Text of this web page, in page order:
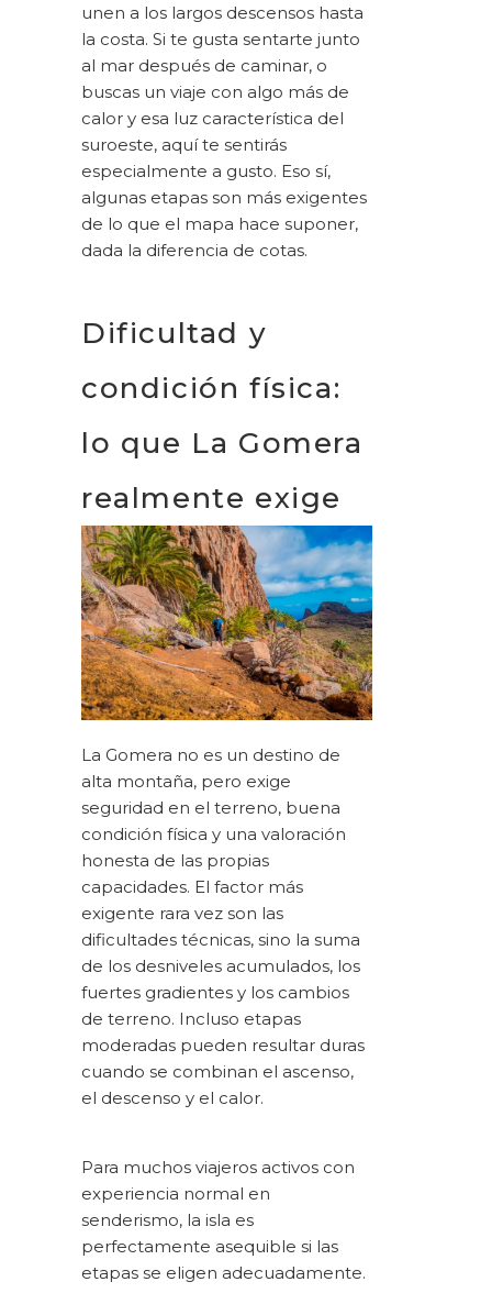
unen a los largos descensos hasta
la costa. Si te gusta sentarte junto
al mar después de caminar, o
buscas un viaje con algo más de
calor y esa luz característica del
suroeste, aquí te sentirás
especialmente a gusto. Eso sí,
algunas etapas son más exigentes
de lo que el mapa hace suponer,
dada la diferencia de cotas.
Dificultad y
condición física:
lo que La Gomera
realmente exige
La Gomera no es un destino de
alta montaña, pero exige
seguridad en el terreno, buena
condición física y una valoración
honesta de las propias
capacidades. El factor más
exigente rara vez son las
dificultades técnicas, sino la suma
de los desniveles acumulados, los
fuertes gradientes y los cambios
de terreno. Incluso etapas
moderadas pueden resultar duras
cuando se combinan el ascenso,
el descenso y el calor.
Para muchos viajeros activos con
experiencia normal en
senderismo, la isla es
perfectamente asequible si las
etapas se eligen adecuadamente.